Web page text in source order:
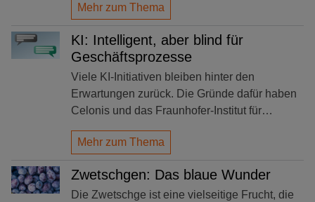
Mehr zum Thema
KI: Intelligent, aber blind für
Geschäftsprozesse
Viele KI-Initiativen bleiben hinter den
Erwartungen zurück. Die Gründe dafür haben
Celonis und das Fraunhofer-Institut für…
Mehr zum Thema
Zwetschgen: Das blaue Wunder
Die Zwetschge ist eine vielseitige Frucht, die